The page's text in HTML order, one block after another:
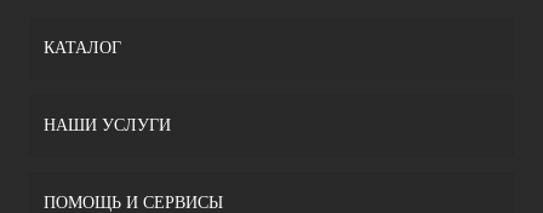
КАТАЛОГ
НАШИ УСЛУГИ
ПОМОЩЬ И СЕРВИСЫ